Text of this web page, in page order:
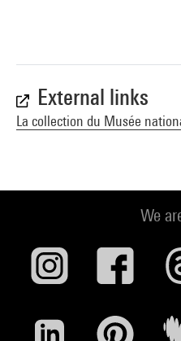
External links
La collection du Musée
We